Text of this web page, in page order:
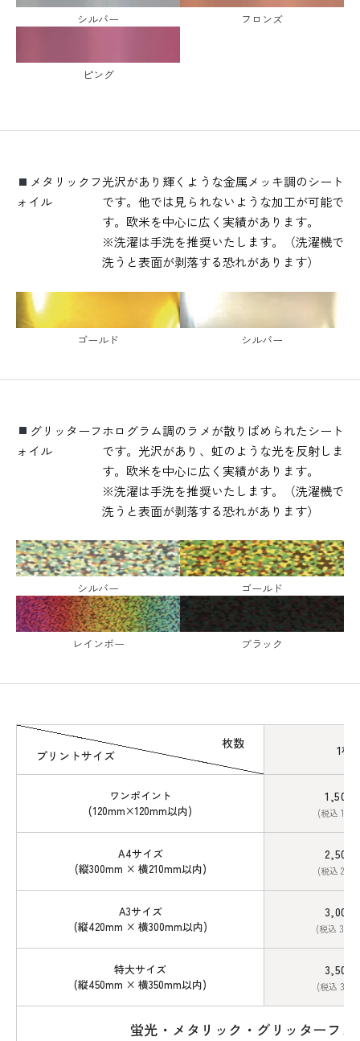
シルバー フロンズ
ピング
メタリックフ
ォイル
光沢があり輝くような金属メッキ調のシート
です。他では見られないような加工が可能で
す。欧米を中心に広く実績があります。
※洗濯は手洗を推奨いたします。（洗濯機で
洗うと表面が剥落する恐れがあります）
ゴールド シルバー
グリッターフ
ォイル
ホログラム調のラメが散りばめられたシート
です。光沢があり、虹のような光を反射しま
す。欧米を中心に広く実績があります。
※洗濯は手洗を推奨いたします。（洗濯機で
洗うと表面が剥落する恐れがあります）
シルバー ゴールド
レインボー ブラック
枚数
プリントサイズ
1枚
ワンポイント
(120mm×120mm以内)
1,500
(税込
A4サイズ
(縦300mm × 横210mm以内)
2,500
(税込
A3サイズ
(縦420mm × 横300mm以内)
3,000
(税込
特大サイズ
(縦450mm × 横350mm以内)
3,500
(税込
蛍光・メタリック・グリッターフ